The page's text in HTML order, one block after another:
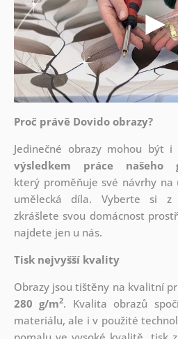
Proč právě Dovido obrazy?
Jedinečné obrazy mohou být
výsledkem práce našeho
který proměňuje své návrhy
umělecká díla. Vyberte si z
zkrášlete svou domácnost
najdete jen u nás.
Tisk nejvyšší kvality
Obrazy jsou tištěny na kvalitní
280 g/m2. Kvalita obrazů
materiálu, ale i v použité